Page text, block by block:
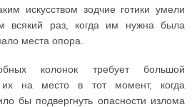
искусством зодчие готики умели
всякий раз, когда им нужна была
места опора.
колонок требует большой
их на место в тот момент, когда
бы подвергнуть опасности излома